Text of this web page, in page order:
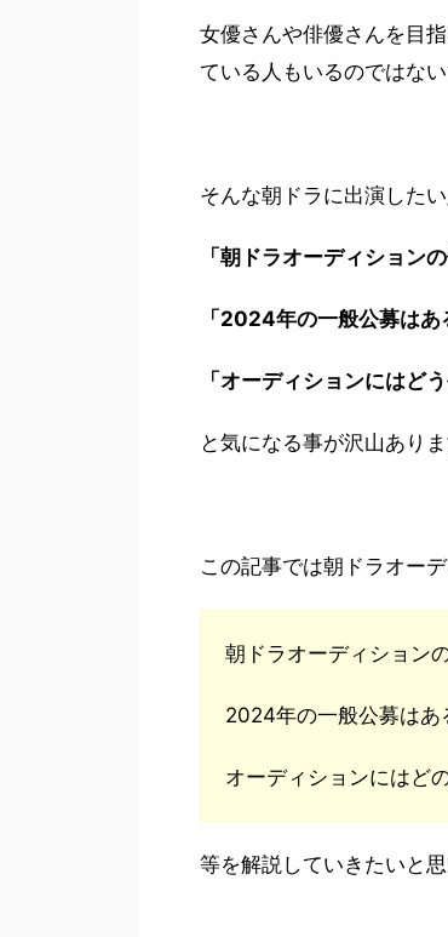
女優さんや俳優さんを目
ている人もいるのではない
そんな朝ドラに出演した
「朝ドラオーディション
「2024年の一般公募はあ
「オーディションにはど
と気になる事が沢山ありま
この記事では朝ドラオー
朝ドラオーディション
2024年の一般公募はあ
オーディションにはど
等を解説していきたいと思